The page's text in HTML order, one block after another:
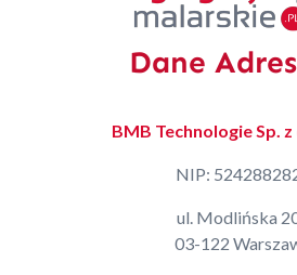
Dane
BMB Technologie Sp. z
NIP:
ul. Modlińska
03-122